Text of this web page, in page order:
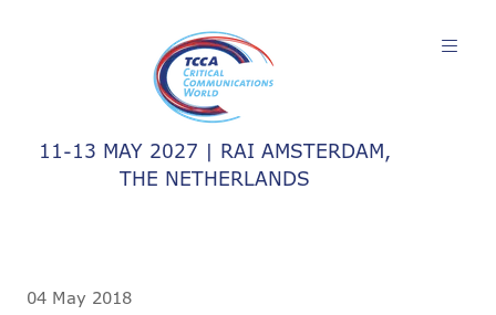
11-13 MAY 2027 | RAI AMSTERDAM,
THE NETHERLANDS
04 May 2018